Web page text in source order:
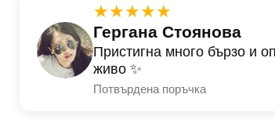
★★★★★
Гергана Стоянова
Пристигна много бързо и
живо ✨
Потвърдена поръчка